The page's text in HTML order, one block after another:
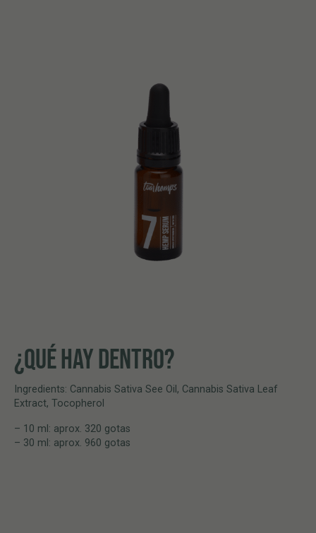
¿QUÉ HAY DENTRO?
Ingredients: Cannabis Sativa See Oil, Cannabis Sativa Leaf
Extract, Tocopherol
– 10 ml: aprox. 320 gotas
– 30 ml: aprox. 960 gotas